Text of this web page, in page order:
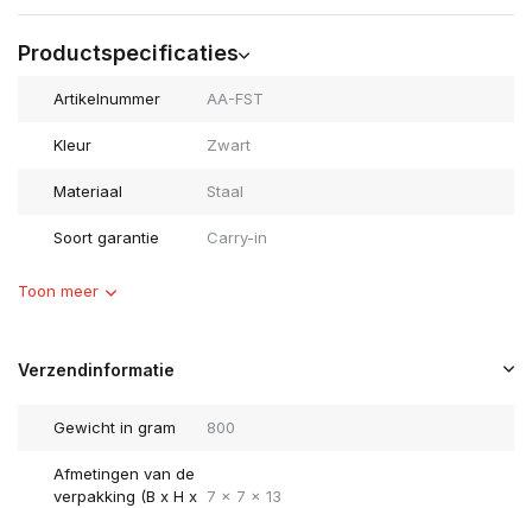
Productspecificaties
Artikelnummer AA-FST
Kleur Zwart
Materiaal Staal
Soort garantie Carry-in
Toon meer
Verzendinformatie
Gewicht in gram 800
Afmetingen van de
verpakking (B x H x 7 x 7 x 13